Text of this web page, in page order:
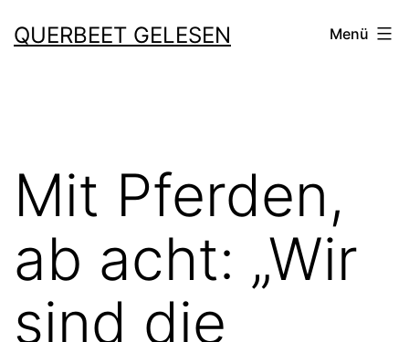
Inhalt
QUERBEET GELESEN Menü
Mit Pferden,
ab acht: „Wir
sind die